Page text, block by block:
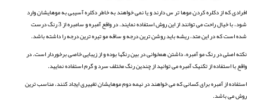
افرادی که از دکلره کردن موها تر س دارند و یا نمی خواهند به خاطر دکلره آسیبی به موهایشان وارد
شود، با خیال راحت می توانند از این روش استفاده نمایند. در واقع آمبره و سامبره از 3 رنگ درست
شده است که در این متد، ریشه باید روشن ترین درجه و ساقه مو تیره ترین درجه را داشته باشد.
نکته اصلی در رنگ مو آمبره، داشتن همخوانی در بین رنگها بوده و از زیبایی خاصی برخوردار است. در
واقع با استفاده از تکنیک آمبره می توانید از چندین رنگ مختلف سرد و گرم استفاده نمایید.
استفاده از آمبره برای کسانی که می خواهند در نیمه دوم موهایشان تغییری ایجاد کنند، مناسب ترین
روش می باشد.